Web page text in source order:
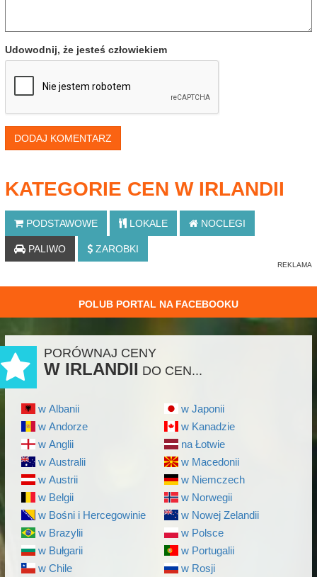
Udowodnij, że jesteś człowiekiem
DODAJ KOMENTARZ
KATEGORIE CEN W IRLANDII
PODSTAWOWE LOKALE NOCLEGI
PALIWO ZAROBKI
POLUB PORTAL NA FACEBOOKU
PORÓWNAJ CENY
W IRLANDII DO CEN...
w Albanii
w Andorze
w Anglii
w Australii
w Austrii
w Belgii
w Bośni i Hercegowinie
w Brazylii
w Bułgarii
w Chile
w Japonii
w Kanadzie
na Łotwie
w Macedonii
w Niemczech
w Norwegii
w Nowej Zelandii
w Polsce
w Portugalii
w Rosji